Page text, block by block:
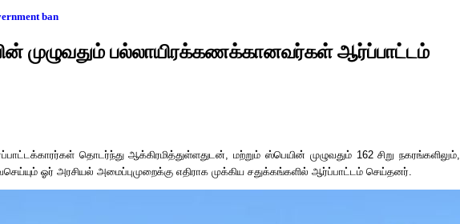
ban
முழுவதும் பல்லாயிரக்கணக்கானவர்கள் ஆர்ப்பாட்டம்
தொடர்ந்து ஆக்கிரமித்துள்ளதுடன்,மற்றும் ஸ்பெயின் முழுவதும்162சிறு நகரங்களிலும்,
ஓர் அரசியல் அமைப்புமுறைக்கு எதிராக முக்கிய சதுக்கங்களில் ஆர்ப்பாட்டம் செய்தனர்.